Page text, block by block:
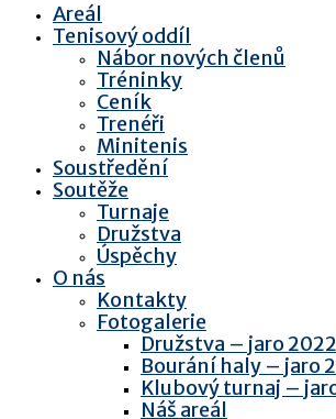
Areál
Tenisový oddíl
Nábor nových členů
Tréninky
Ceník
Trenéři
Minitenis
Soustředění
Soutěže
Turnaje
Družstva
Úspěchy
O nás
Kontakty
Fotogalerie
Družstva – jaro 2022
Bourání haly – jaro
Klubový turnaj –
Náš areál